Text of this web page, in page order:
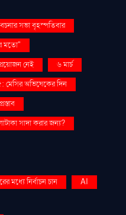
সভা বৃহস্পতিবার
মতো"
নেই
৬ মার্চ
অভিষেকের দিন
সাদা করার জন্য?
মধ্যে নির্বাচন চান
AI